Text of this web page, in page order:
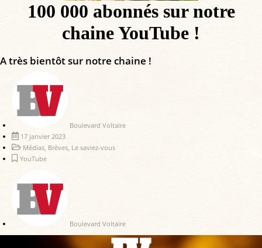
100 000 abonnés sur notre
chaine YouTube !
A très bientôt sur notre chaine !
Boulevard Voltaire
17 janvier 2023
Médias, Brèves, Le saviez-vous
YouTube
Boulevard Voltaire